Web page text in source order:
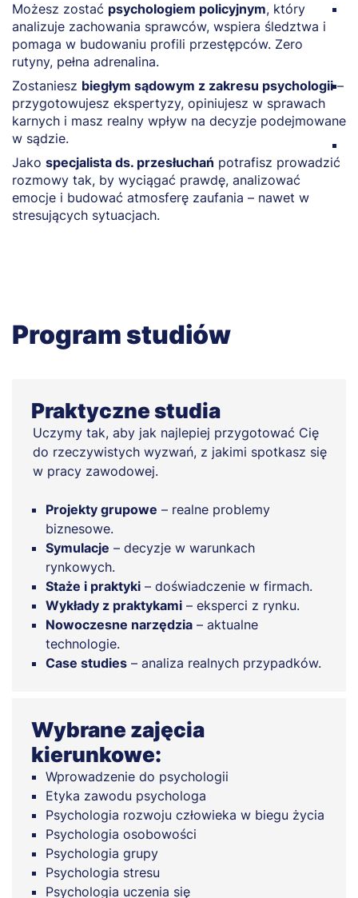
Możesz zostać psychologiem policyjnym, który
analizuje zachowania sprawców, wspiera śledztwa i
pomaga w budowaniu profili przestępców. Zero
rutyny, pełna adrenalina.
Zostaniesz biegłym sądowym z zakresu psychologii–
przygotowujesz ekspertyzy, opiniujesz w sprawach
karnych i masz realny wpływ na decyzje podejmowane
w sądzie.
Jako specjalista ds. przesłuchań potrafisz prowadzić
rozmowy tak, by wyciągać prawdę, analizować
emocje i budować atmosferę zaufania – nawet w
stresujących sytuacjach.
Program studiów
Praktyczne studia
Uczymy tak, aby jak najlepiej przygotować Cię
do rzeczywistych wyzwań, z jakimi spotkasz się
w pracy zawodowej.
Projekty grupowe – realne problemy
biznesowe.
Symulacje – decyzje w warunkach
rynkowych.
Staże i praktyki – doświadczenie w firmach.
Wykłady z praktykami – eksperci z rynku.
Nowoczesne narzędzia – aktualne
technologie.
Case studies – analiza realnych przypadków.
Wybrane zajęcia
kierunkowe:
Wprowadzenie do psychologii
Etyka zawodu psychologa
Psychologia rozwoju człowieka w biegu życia
Psychologia osobowości
Psychologia grupy
Psychologia stresu
Psychologia uczenia się